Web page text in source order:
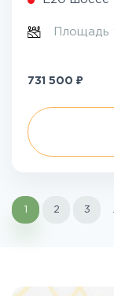
Площадь
731 500 ₽
1 2 3